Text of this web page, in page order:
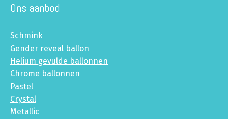
Ons aanbod
Schmink
Gender reveal ballon
Helium gevulde ballonnen
Chrome ballonnen
Pastel
Crystal
Metallic